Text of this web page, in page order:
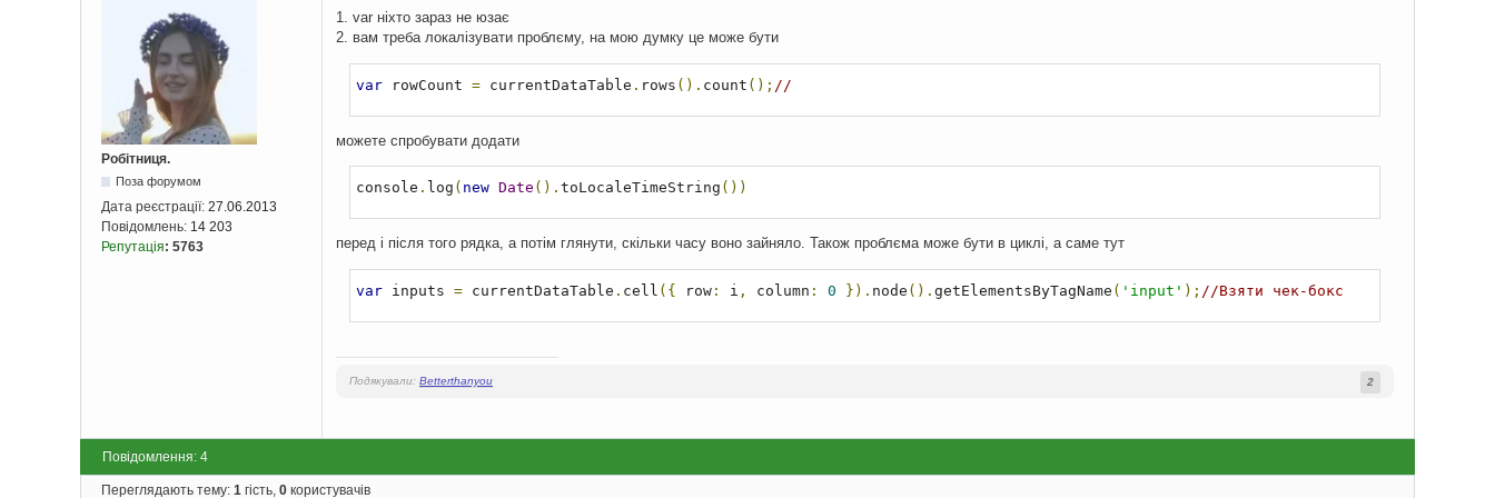
Робітниця.
Поза форумом
Дата реєстрації: 27.06.2013
Повідомлень: 14 203
Репутація: 5763
1. var ніхто зараз не юзає
2. вам треба локалізувати проблєму, на мою думку це може бути
var rowCount = currentDataTable . rows (). count (); //
можете спробувати додати
console . log ( new Date (). toLocaleTimeString ())
перед і після того рядка, а потім глянути, скільки часу воно зайняло. Також проблєма може бути в циклі, а саме тут
var inputs = currentDataTable . cell ({ row: i , column : 0 }). node (). getElementsByTagName ( 'input' ); //Взяти чек-бокс
Подякували: Betterthanyou 2
Повідомлення: 4
Переглядають тему: 1 гість, 0 користувачів